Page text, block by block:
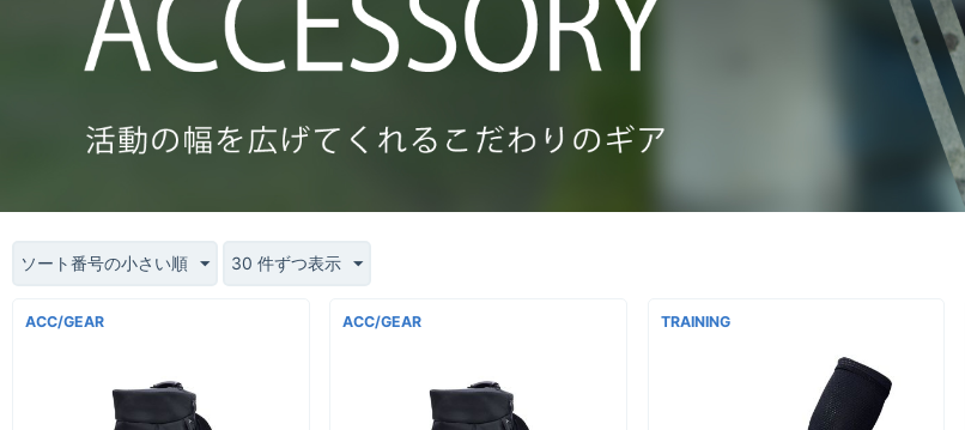
ソート番号の小さい順 30 件ずつ表示
ACC/GEAR ACC/GEAR TRAINING